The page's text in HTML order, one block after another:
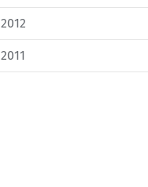
2012
2011